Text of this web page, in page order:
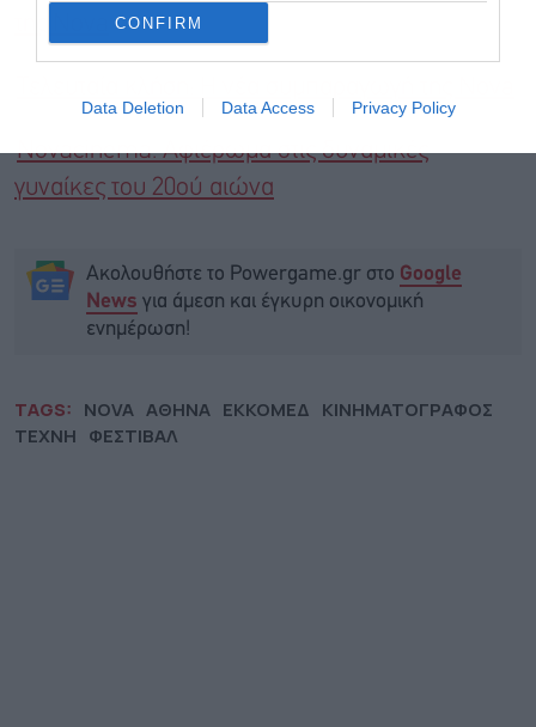
CONFIRM
Data Deletion Data Access Privacy Policy
Novacinema: Αφιέρωμα στις δυναμικές
γυναίκες του 20ού αιώνα
Ακολουθήστε το Powergame.gr στο Google
News για άμεση και έγκυρη οικονομική
ενημέρωση!
TAGS: NOVA ΑΘΗΝΑ ΕΚΚΟΜΕΔ ΚΙΝΗΜΑΤΟΓΡΑΦΟΣ
ΤΕΧΝΗ ΦΕΣΤΙΒΑΛ